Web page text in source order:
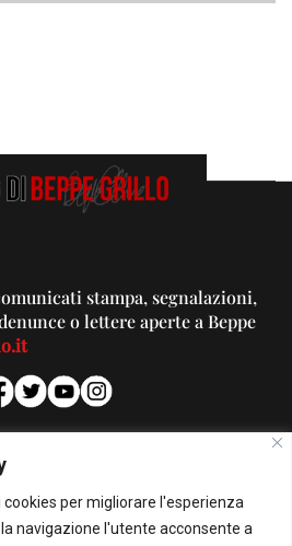
per migliorare l'esperienza
navigazione l'utente acconsente a
stampa, segnalazioni,
o lettere aperte a Beppe
PUBBLICITA'
la tua pubblicità su questo Blog:
pubblicita@beppegrillo.it